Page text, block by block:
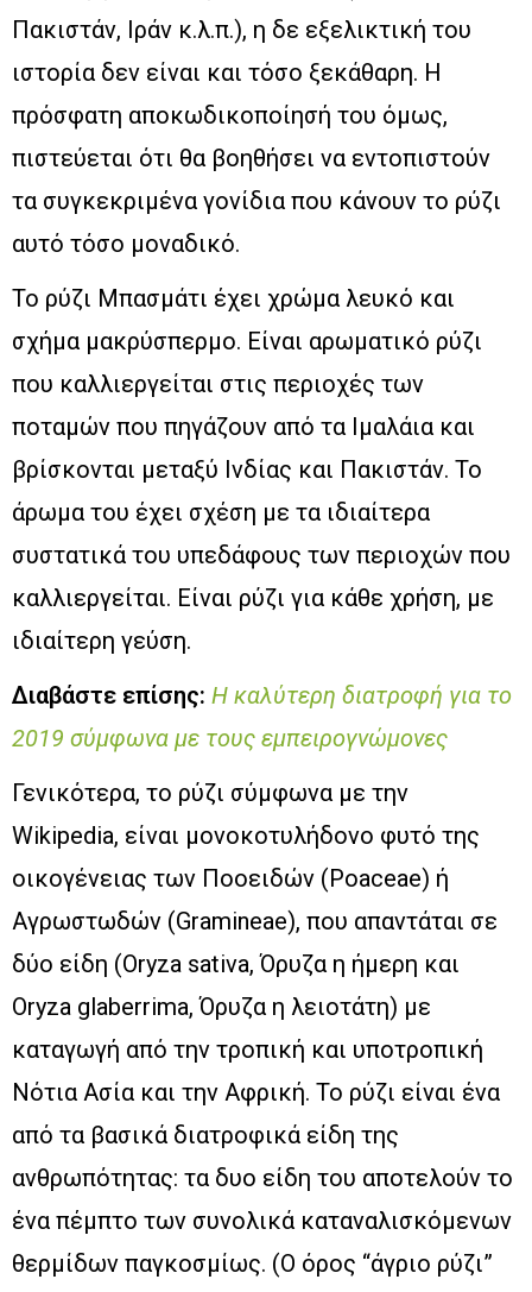
Πακιστάν, Ιράν κ.λ.π.), η δε εξελικτική του
ιστορία δεν είναι και τόσο ξεκάθαρη. Η
πρόσφατη αποκωδικοποίησή του όμως,
πιστεύεται ότι θα βοηθήσει να εντοπιστούν
τα συγκεκριμένα γονίδια που κάνουν το ρύζι
αυτό τόσο μοναδικό.
Το ρύζι Μπασμάτι έχει χρώμα λευκό και
σχήμα μακρύσπερμο. Είναι αρωματικό ρύζι
που καλλιεργείται στις περιοχές των
ποταμών που πηγάζουν από τα Ιμαλάια και
βρίσκονται μεταξύ Ινδίας και Πακιστάν. Το
άρωμα του έχει σχέση με τα ιδιαίτερα
συστατικά του υπεδάφους των περιοχών που
καλλιεργείται. Είναι ρύζι για κάθε χρήση, με
ιδιαίτερη γεύση.
Διαβάστε επίσης: Η καλύτερη διατροφή για το
2019 σύμφωνα με τους εμπειρογνώμονες
Γενικότερα, το ρύζι σύμφωνα με την
Wikipedia, είναι μονοκοτυλήδονο φυτό της
οικογένειας των Ποοειδών (Poaceae) ή
Αγρωστωδών (Gramineae), που απαντάται σε
δύο είδη (Oryza sativa, Όρυζα η ήμερη και
Oryza glaberrima, Όρυζα η λειοτάτη) με
καταγωγή από την τροπική και υποτροπική
Νότια Ασία και την Αφρική. Το ρύζι είναι ένα
από τα βασικά διατροφικά είδη της
ανθρωπότητας: τα δυο είδη του αποτελούν το
ένα πέμπτο των συνολικά καταναλισκόμενων
θερμίδων παγκοσμίως. (Ο όρος “άγριο ρύζι”